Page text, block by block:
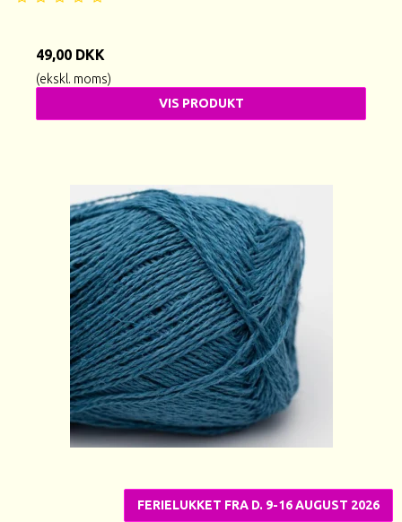
49,00 DKK
(ekskl. moms)
VIS PRODUKT
FERIELUKKET FRA D. 9-16 AUGUST 2026